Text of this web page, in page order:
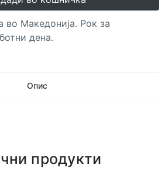
во Македонија. Рок за
дена.
Опис
продукти